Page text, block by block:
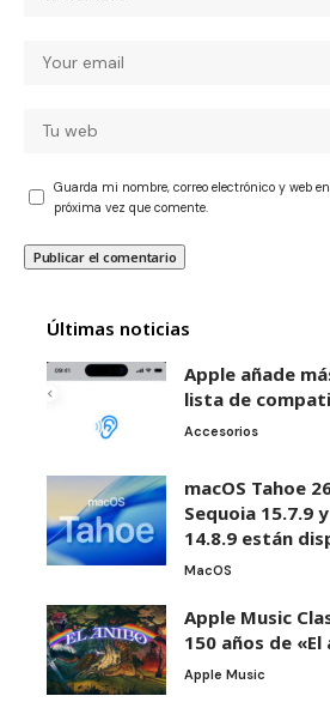
Guarda mi nombre, correo electrónico y web
próxima vez que comente.
Últimas noticias
Apple añade
lista de
Accesorios
macOS Tahoe
Sequoia 15.7.9
14.8.9 están
MacOS
Apple Music
150 años de
Apple Music